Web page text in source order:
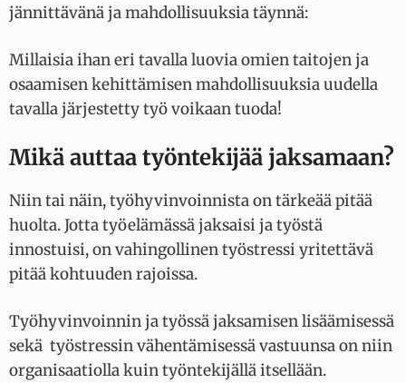
jännittävänä ja mahdollisuuksia täynnä:
Millaisia ihan eri tavalla luovia omien taitojen ja
osaamisen kehittämisen mahdollisuuksia uudella
tavalla järjestetty työ voikaan tuoda!
Mikä auttaa työntekijää jaksamaan?
Niin tai näin, työhyvinvoinnista on tärkeää pitää
huolta. Jotta työelämässä jaksaisi ja työstä
innostuisi, on vahingollinen työstressi yritettävä
pitää kohtuuden rajoissa.
Työhyvinvoinnin ja työssä jaksamisen lisäämisessä
sekä työstressin vähentämisessä vastuunsa on niin
organisaatiolla kuin työntekijällä itsellään.